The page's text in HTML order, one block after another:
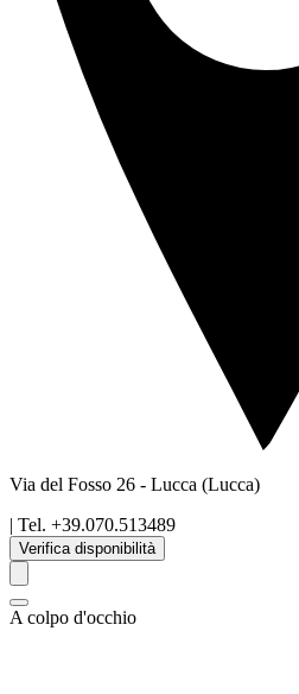
Via del Fosso 26 - Lucca (Lucca)
| Tel. +39.070.513489
Verifica disponibilità
A colpo d'occhio